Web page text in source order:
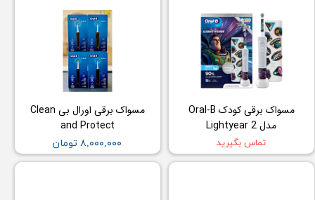
مسواک برقی کودک Oral-B
مدل Lightyear 2
تماس بگیرید
مسواک برقی اورال بی Clean
and Protect
۸,۰۰۰,۰۰۰ تومان